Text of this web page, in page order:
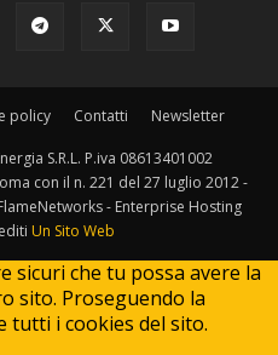
policy Contatti Newsletter
S.R.L. P.iva 08613401002
con il n. 221 del 27 luglio 2012 -
- Enterprise Hosting
Un Sito Web
sicuri che tu possa avere la
sito. Proseguendo la
tutti i cookies del sito.